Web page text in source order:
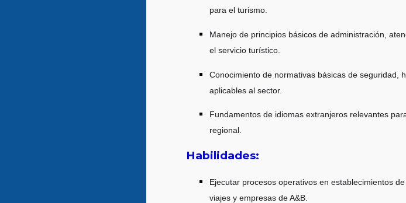
para el turismo.
Manejo de principios básicos de administración,
el servicio turístico.
Conocimiento de normativas básicas de seguridad,
aplicables al sector.
Fundamentos de idiomas extranjeros relevantes
regional.
Habilidades:
Ejecutar procesos operativos en establecimientos
viajes y empresas de A&B.